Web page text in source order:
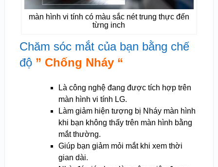
màn hình vi tính có màu sắc nét trung thực đến
từng inch
Chăm sóc mắt của bạn bằng chế
độ ” Chống Nháy “
Là công nghệ đang được tích hợp trên
màn hình vi tính LG.
Làm giảm hiện tượng bị Nháy màn hình
khi bạn không thấy trên màn hình bằng
mắt thường.
Giúp bạn giảm mỏi mắt khi xem thời
gian dài.